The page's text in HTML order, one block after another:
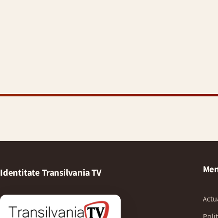
Identitate Transilvania TV